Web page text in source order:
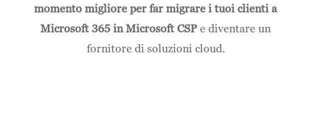
momento migliore per far migrare i tuoi clienti a
Microsoft 365 in Microsoft CSP e diventare un
fornitore di soluzioni cloud.